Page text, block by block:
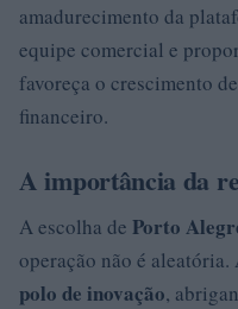
amadurecimento da
equipe comercial e
favoreça o crescimento
financeiro.
A importância da
A escolha de Porto
operação não é
polo de inovação,